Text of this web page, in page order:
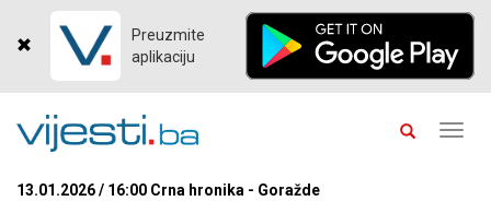
Preuzmite
aplikaciju
13.01.2026 / 16:00 Crna hronika - Goražde